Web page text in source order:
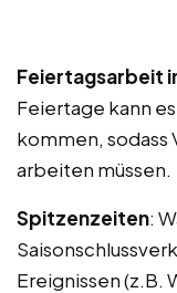
Feiertagsarbeit
Feiertage kann
kommen, sodass
arbeiten müssen.
Spitzenzeiten:
Ereignissen (z.B.